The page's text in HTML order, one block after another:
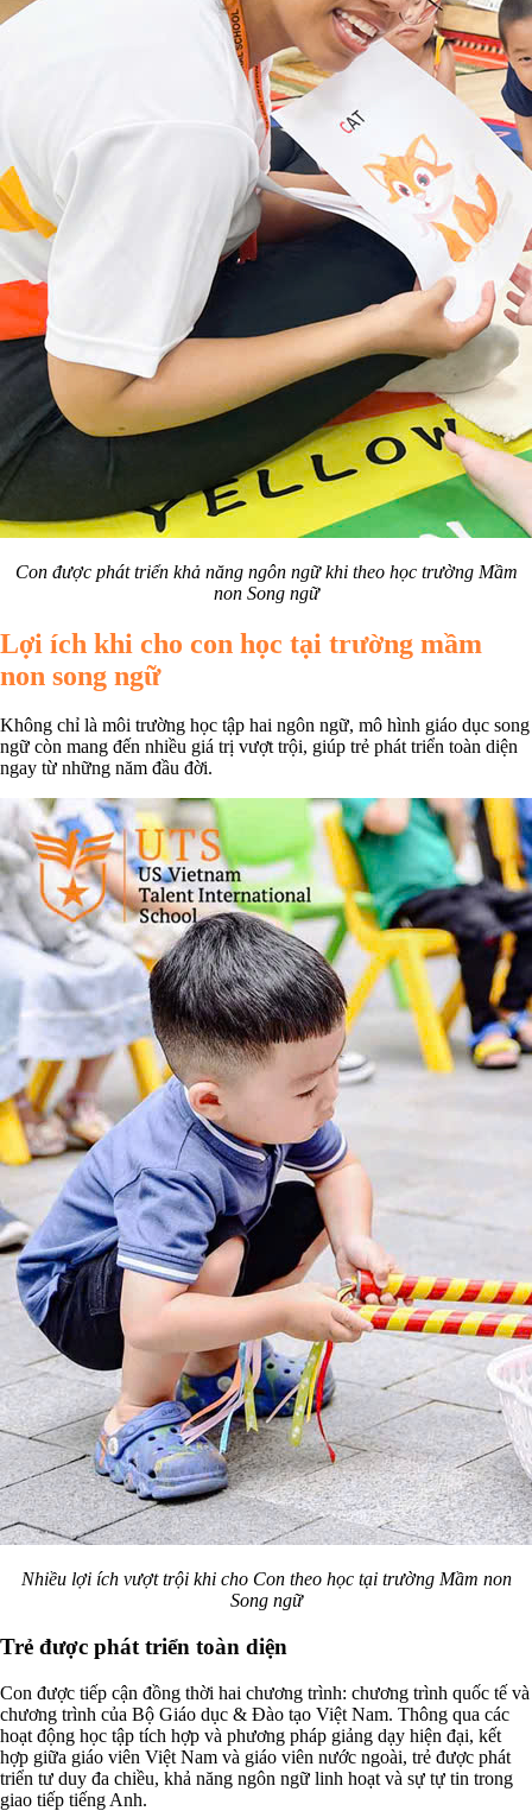
Con được phát triển khả năng ngôn ngữ khi theo học trường Mầm
non Song ngữ
Lợi ích khi cho con học tại trường mầm
non song ngữ
Không chỉ là môi trường học tập hai ngôn ngữ, mô hình giáo dục song
ngữ còn mang đến nhiều giá trị vượt trội, giúp trẻ phát triển toàn diện
ngay từ những năm đầu đời.
Nhiều lợi ích vượt trội khi cho Con theo học tại trường Mầm non
Song ngữ
Trẻ được phát triển toàn diện
Con được tiếp cận đồng thời hai chương trình: chương trình quốc tế và
chương trình của Bộ Giáo dục & Đào tạo Việt Nam. Thông qua các
hoạt động học tập tích hợp và phương pháp giảng dạy hiện đại, kết
hợp giữa giáo viên Việt Nam và giáo viên nước ngoài, trẻ được phát
triển tư duy đa chiều, khả năng ngôn ngữ linh hoạt và sự tự tin trong
giao tiếp tiếng Anh.